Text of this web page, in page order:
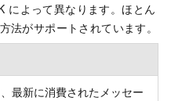
によって異なります。ほとん
法がサポートされています。
最新に消費されたメッセー